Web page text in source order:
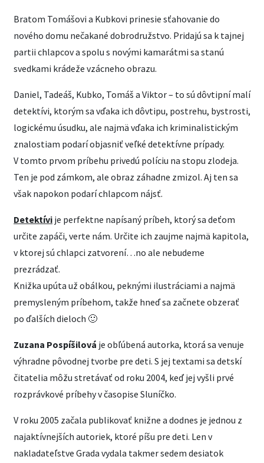
Bratom Tomášovi a Kubkovi prinesie sťahovanie do
nového domu nečakané dobrodružstvo. Pridajú sa k tajnej
partii chlapcov a spolu s novými kamarátmi sa stanú
svedkami krádeže vzácneho obrazu.
Daniel, Tadeáš, Kubko, Tomáš a Viktor – to sú dôvtipní malí
detektívi, ktorým sa vďaka ich dôvtipu, postrehu, bystrosti,
logickému úsudku, ale najmä vďaka ich kriminalistickým
znalostiam podarí objasniť veľké detektívne prípady.
V tomto prvom príbehu privedú políciu na stopu zlodeja.
Ten je pod zámkom, ale obraz záhadne zmizol. Aj ten sa
však napokon podarí chlapcom nájsť.
Detektívi je perfektne napísaný príbeh, ktorý sa deťom
určite zapáči, verte nám. Určite ich zaujme najmä kapitola,
v ktorej sú chlapci zatvorení…no ale nebudeme
prezrádzať.
Knižka upúta už obálkou, peknými ilustráciami a najmä
premysleným príbehom, takže hneď sa začnete obzerať
po ďalších dieloch 🙂
Zuzana Pospíšilová je obľúbená autorka, ktorá sa venuje
výhradne pôvodnej tvorbe pre deti. S jej textami sa detskí
čitatelia môžu stretávať od roku 2004, keď jej vyšli prvé
rozprávkové príbehy v časopise Sluníčko.
V roku 2005 začala publikovať knižne a dodnes je jednou z
najaktívnejších autoriek, ktoré píšu pre deti. Len v
nakladateľstve Grada vydala takmer sedem desiatok